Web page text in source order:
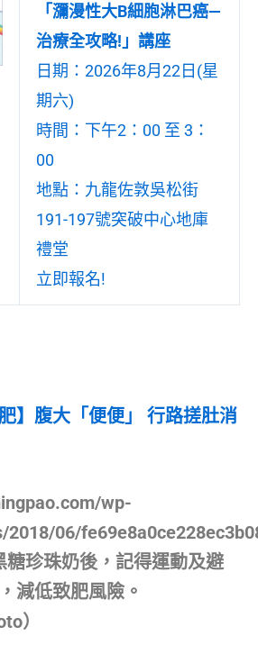
「瀰漫性大B細胞淋巴癌—
治療全攻略!」講座
日期：2026年8月22日(星
期六)
時間：下午2：00 至 3：
00
地點：九龍佐敦吳松街
191-197號突破中心地庫
禮堂
立即報名!
肥】腹大「便便」 行路搓肚消
wp-
06/
珍珠奶後，記得運動及避
減低致肥風險。
）